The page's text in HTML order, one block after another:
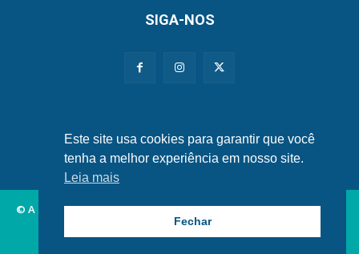
SIGA-NOS
© A Hora Alagoas.
Alagoas Municípios Nordeste Política Brasil
Mundo
Este site usa cookies para garantir que você
tenha a melhor experiência em nosso site.
Leia mais
Fechar